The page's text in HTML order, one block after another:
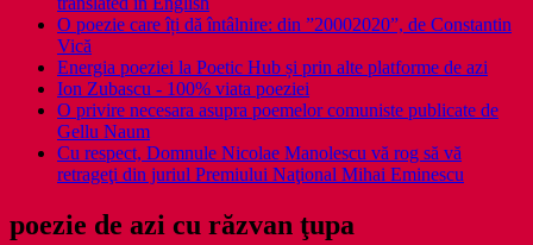
O poezie care îți dă întâlnire: din ”20002020”, de Constantin
Vică
Energia poeziei la Poetic Hub și prin alte platforme de azi
Ion Zubascu - 100% viata poeziei
O privire necesara asupra poemelor comuniste publicate de
Gellu Naum
Cu respect, Domnule Nicolae Manolescu vă rog să vă
retrageţi din juriul Premiului Naţional Mihai Eminescu
poezie de azi cu răzvan ţupa